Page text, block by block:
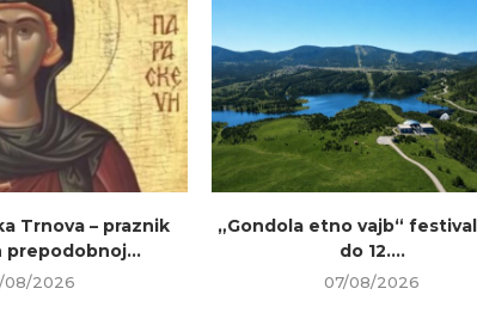
Trnova – praznik
prepodobnoj...
08/2026
„Gondola etno vajb“
do 12....
07/08/2026